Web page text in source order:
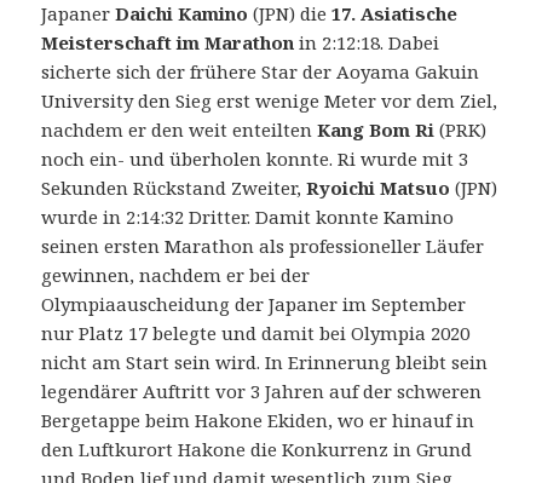
JapanerDaichi Kamino (JPN) die17. Asiatische
Meisterschaft im Marathon in 2:12:18.Dabei
sicherte sich der frühere Star der Aoyama Gakuin
University den Sieg erst wenige Meter vor dem Ziel,
nachdem er den weit enteiltenKang Bom Ri (PRK)
noch ein- und überholen konnte. Ri wurde mit 3
Sekunden Rückstand Zweiter,Ryoichi Matsuo (JPN)
wurde in 2:14:32 Dritter. Damit konnte Kamino
seinen ersten Marathon als professioneller Läufer
gewinnen, nachdem er bei der
Olympiaauscheidung der Japaner im September
nur Platz 17 belegte und damit bei Olympia 2020
nicht am Start sein wird. In Erinnerung bleibt sein
legendärer Auftritt vor 3 Jahren auf der schweren
Bergetappe beim Hakone Ekiden, wo er hinauf in
den Luftkurort Hakone die Konkurrenz in Grund